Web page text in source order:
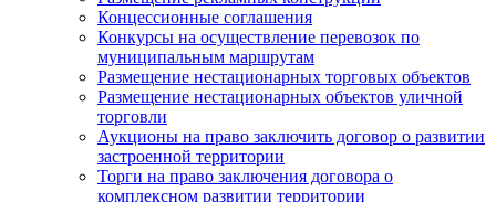
Концессионные соглашения
Конкурсы на осуществление перевозок по
муниципальным маршрутам
Размещение нестационарных торговых объектов
Размещение нестационарных объектов уличной
торговли
Аукционы на право заключить договор о развитии
застроенной территории
Торги на право заключения договора о
комплексном развитии территории